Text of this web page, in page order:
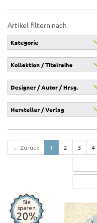
Artikel filtern nach
Kategorie
Kollektion / Titelreihe
Designer / Autor / Hrsg.
Hersteller / Verlag
← Zurück 1 2 3 4
Sie
sparen
20%